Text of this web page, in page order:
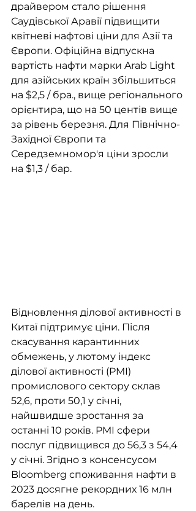
драйвером стало рішення
Саудівської Аравії підвищити
квітневі нафтові ціни для Азії та
Європи. Офіційна відпускна
вартість нафти марки Arab Light
для азійських країн збільшиться
на $2,5 / бра., вище регіонального
орієнтира, що на 50 центів вище
за рівень березня. Для Північно-
Західної Європи та
Середземномор'я ціни зросли
на $1,3 / бар.
Відновлення ділової активності в
Китаї підтримує ціни. Після
скасування карантинних
обмежень, у лютому індекс
ділової активності (PMI)
промислового сектору склав
52,6, проти 50,1 у січні,
найшвидше зростання за
останні 10 років. PMI сфери
послуг підвищився до 56,3 з 54,4
у січні. Згідно з консенсусом
Bloomberg споживання нафти в
2023 досягне рекордних 16 млн
барелів на день.